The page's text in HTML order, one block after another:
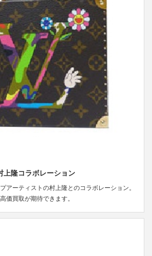
上隆コラボレーション
アーティストの村上隆とのコラボレーション。
価買取が期待できます。